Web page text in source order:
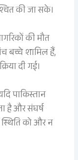
की जा सके।
की मौत
बच्चे शामिल हैं,
दी गई।
पाकिस्तान
है और संघर्ष
स्थिति को और न